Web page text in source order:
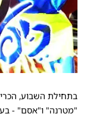
בתחילת השבוע,
"מטרנה" ו"אסם" -